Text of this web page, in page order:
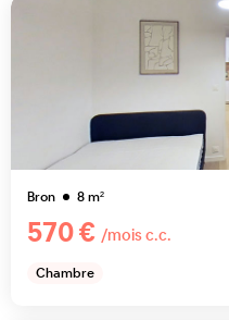
Bron 8m²
570 € /mois c.c.
Chambre